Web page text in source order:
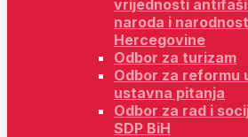
vrijednosti
naroda i
Hercegovine
Odbor za turizam
Odbor za reformu
ustavna pitanja
Odbor za rad i
SDP BiH